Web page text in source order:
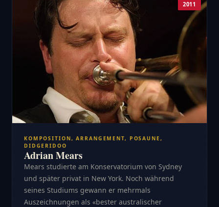
2011
KOMPOSITION, ARRANGEMENT, POSAUNE,
DIDGERIDOO
Adrian Mears
Mears studierte am Konservatorium von Sydney
und später privat in New York. Noch während
seines Studiums gewann er mehrmals
Auszeichnungen als «bester australischer